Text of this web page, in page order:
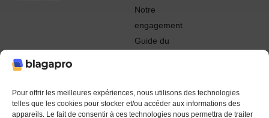
Pour offrir les meilleures expériences, nous utilisons des technologies
telles que les cookies pour stocker et/ou accéder aux informations des
appareils. Le fait de consentir à ces technologies nous permettra de traiter
Notre
engagement
Guide du
© 2022 - 2024 Blagapro. Tous droits réservés. Textiles
personnalisés à Orléans